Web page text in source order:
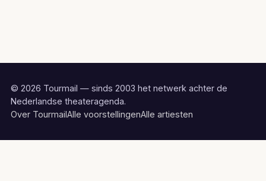
© 2026 Tourmail — sinds 2003 het netwerk achter de
Nederlandse theateragenda.
Over TourmailAlle voorstellingenAlle artiesten